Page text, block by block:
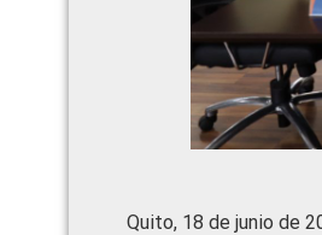
Quito, 18 de junio de